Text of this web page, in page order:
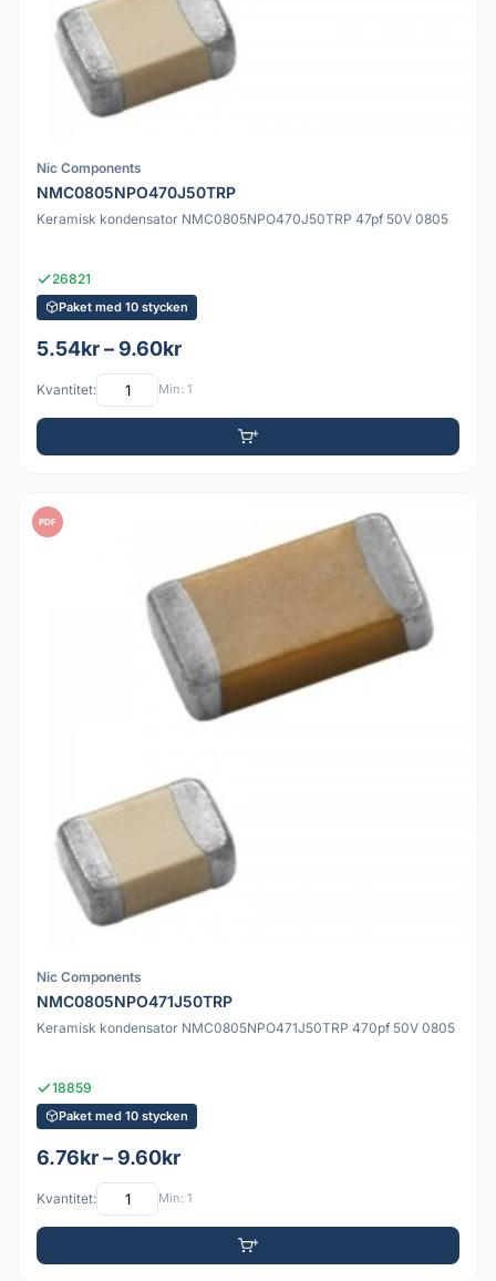
Nic Components
NMC0805NPO470J50TRP
Keramisk kondensator NMC0805NPO470J50TRP 47pf 50V 0805
26821
Paket med 10 stycken
5.54kr – 9.60kr
Kvantitet: Min: 1
PDF
Nic Components
NMC0805NPO471J50TRP
Keramisk kondensator NMC0805NPO471J50TRP 470pf 50V 0805
18859
Paket med 10 stycken
6.76kr – 9.60kr
Kvantitet: Min: 1